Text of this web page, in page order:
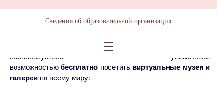
проводите время с эстетической и культурной пользой и
воспользуйтесь уникальной
возможностьюбесплатно посетить виртуальные музеи и
галереи по всему миру:
Сведения об образовательной организации